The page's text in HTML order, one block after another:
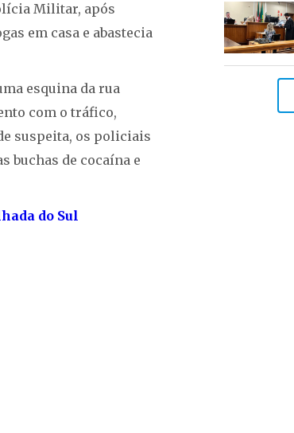
Militar, após
em casa e abastecia
esquina da rua
com o tráfico,
suspeita, os policiais
buchas de cocaína e
do Sul